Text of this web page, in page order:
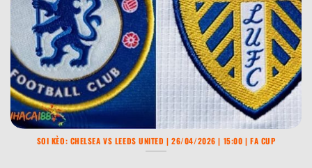
SOI KÈO: CHELSEA VS LEEDS UNITED | 26/04/2026 | 15:00 | FA CUP